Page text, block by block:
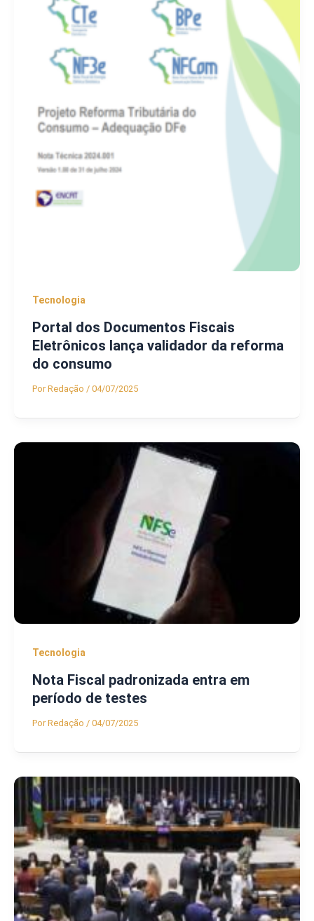
Tecnologia
Portal dos Documentos Fiscais
Eletrônicos lança validador da reforma
do consumo
PorRedação / 04/07/2025
Tecnologia
Nota Fiscal padronizada entra em
período de testes
PorRedação / 04/07/2025